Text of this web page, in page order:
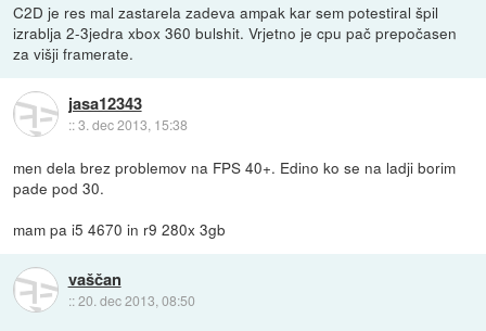
C2D je res mal zastarela zadeva ampak kar sem potestiral špil
izrablja 2-3jedra xbox 360 bulshit. Vrjetno je cpu pač prepočasen
za višji framerate.
jasa12343
::3. dec 2013, 15:38
men dela brez problemov na FPS 40+. Edino ko se na ladji borim
pade pod 30.
mam pa i5 4670 in r9 280x 3gb
vaščan
::20. dec 2013, 08:50